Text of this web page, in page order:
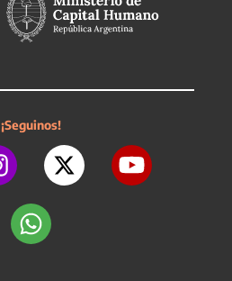
¡Seguinos!